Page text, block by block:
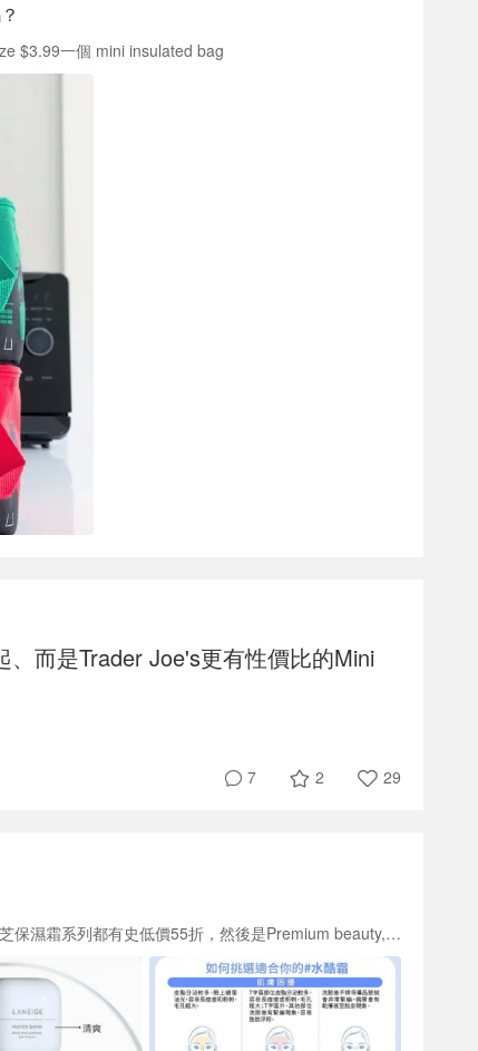
$3.99一個 mini insulated bag
、而是Trader Joe's更有性價比的Mini
7 2 29
9/16買買買5：史低價的Laneige蘭芝保養系列 目前蘭芝保濕霜系列都有史低價55折，然後是Premium beauty, 也代表是跟品牌直接進貨/或品牌直接出貨，所以不用擔心買到假貨。 三款Laneige蘭芝都是史低價： Laneige蘭芝水酷修護保濕霜 (特潤) 訂閱特價55折 Laneige蘭芝水酷修護保濕霜 (清爽) 訂閱特價55折 Laneige蘭芝保濕修復水乳訂閱特價59折 目前價格也都比官網便宜！ 水酷保濕修護霜有3種質地，可以大概想像成La Mer 的Gel Cream凝膠保濕、Soft Cream 介於乳狀&霜狀保濕、Cream 霜狀保濕